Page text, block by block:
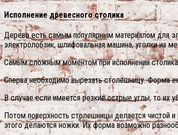
Исполнение древесного столика
Дерево есть самым популярным материалом для
электролобзик, шлифовальная машина, уголки из
Самым сложным моментом при исполнении столика
Сперва необходимо вырезать столешницу.Форма ее
В случае если имеется резкие острые углы, то их
Потом поверхность столешницы делается чистой
этого делаются ножки. Их форма возможно